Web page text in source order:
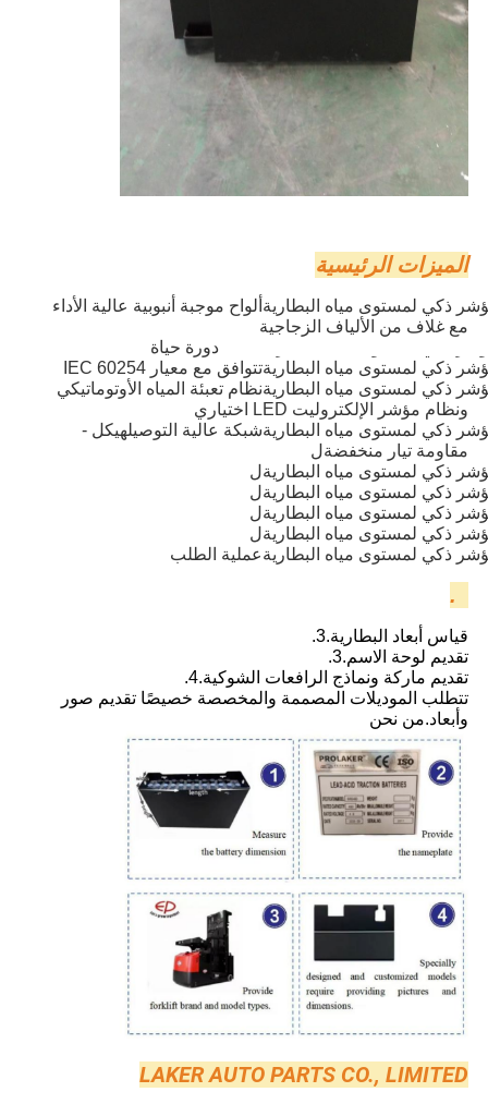
الميزات الرئيسية
ذكي لمستوى مياه البطارية ألواح موجبة أنبوبية عالية الأداء
مع غلاف من الألياف الزجاجية
ذكي لمستوى مياه البطاريةتتوافق مع معيار IEC 60254
ذكي لمستوى مياه البطاريةنظام تعبئة المياه الأوتوماتيكي
ونظام مؤشر الإلكتروليت LED اختياري
ذكي لمستوى مياه البطاريةشبكة عالية التوصيلهيكل -
مقاومة تيار منخفضةل
ذكي لمستوى مياه البطاريةل
ذكي لمستوى مياه البطاريةل
ذكي لمستوى مياه البطاريةل
ذكي لمستوى مياه البطاريةل
ذكي لمستوى مياه البطاريةعملية الطلب
قياس أبعاد البطارية.
3.
تقديم لوحة الاسم.
3.
تقديم ماركة ونماذج الرافعات الشوكية.4.
تتطلب الموديلات المصممة والمخصصة خصيصًا تقديم صور
وأبعاد.من نحن
LAKER AUTO PARTS CO., LIMITED